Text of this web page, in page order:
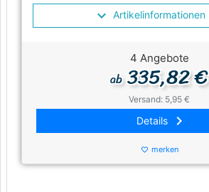
Artikelinformationen
4 Angebote
ab335,82 €
Versand: 5,95 €
Details keyboard_arrow_right
favorite_border merken